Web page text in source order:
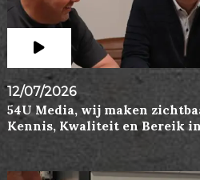
12/07/2026
54U Media, wij maken
Kennis, Kwaliteit en Bereik